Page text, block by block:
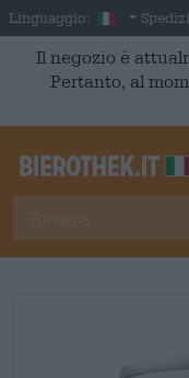
Skip to main content
Linguaggio: Italian
Il negozio è
Pertanto, al